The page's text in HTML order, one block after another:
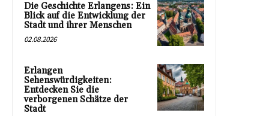
Die Geschichte Erlangens: Ein
Blick auf die Entwicklung der
Stadt und ihrer Menschen
02.08.2026
Erlangen
Sehenswürdigkeiten:
Entdecken Sie die
verborgenen Schätze der
Stadt